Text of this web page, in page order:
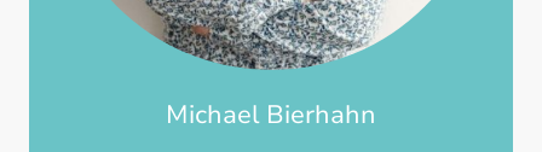
Michael Bierhahn